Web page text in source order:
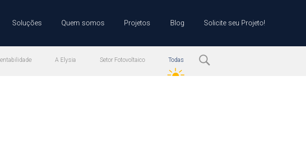
Soluções Quem somos Projetos Blog Solicite seu Projeto!
A Elysia Setor Fotovoltaico Todas S